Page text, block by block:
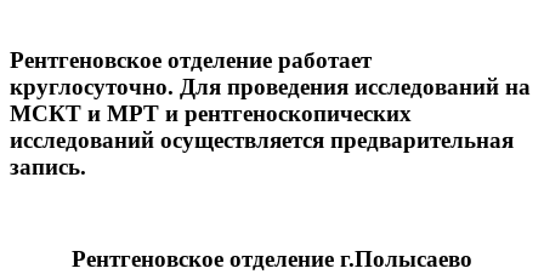
Рентгеновское отделение работает
круглосуточно. Для проведения исследований на
МСКТ и МРТ и рентгеноскопических
исследований осуществляется предварительная
запись.
Рентгеновское отделение г.Полысаево